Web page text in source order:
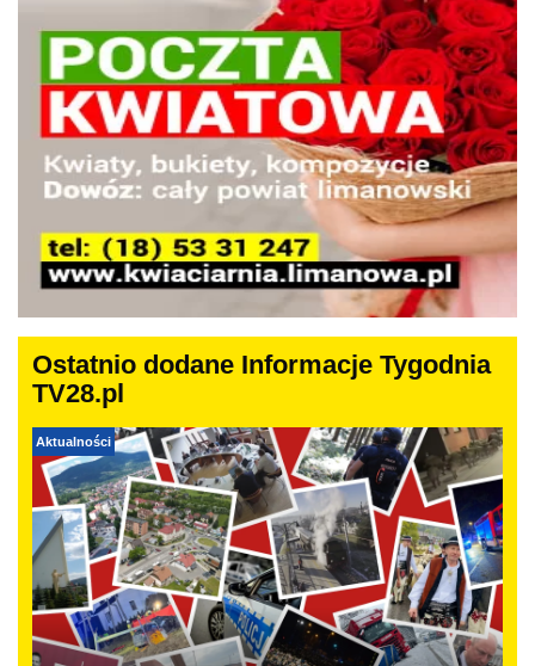
Ostatnio dodane Informacje Tygodnia
TV28.pl
Aktualności